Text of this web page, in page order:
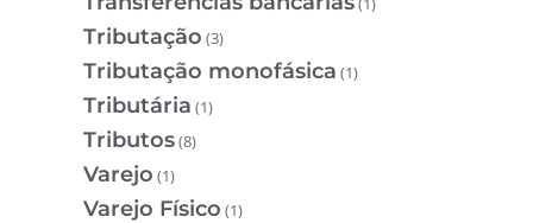
Tributação (3)
Tributação monofásica (1)
Tributária (1)
Tributos(8)
Varejo (1)
Varejo Físico (1)